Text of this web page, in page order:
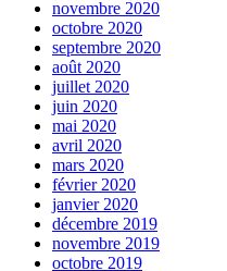
novembre 2020
octobre 2020
septembre 2020
août 2020
juillet 2020
juin 2020
mai 2020
avril 2020
mars 2020
février 2020
janvier 2020
décembre 2019
novembre 2019
octobre 2019